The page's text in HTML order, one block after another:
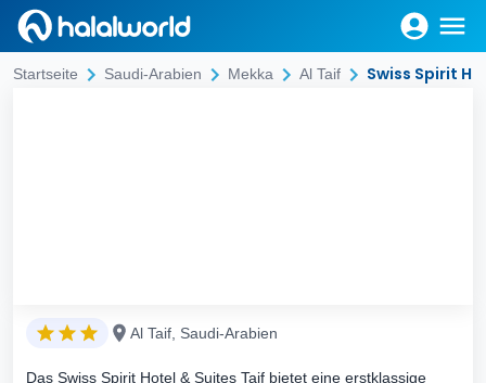
Startseite Saudi-Arabien Mekka Al Taif Swiss Spirit
Al Taif, Saudi-Arabien
Das Swiss Spirit Hotel & Suites Taif bietet eine erstklassige